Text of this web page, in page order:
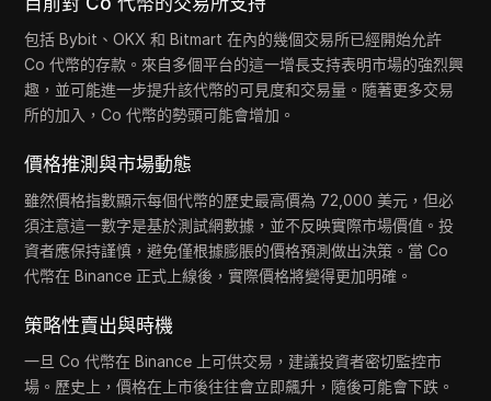
包括 Bybit、OKX 和 Bitmart 在內的幾個交易所已經開始允許
Co 代幣的存款。來自多個平台的這一增長支持表明市場的強烈興
趣，並可能進一步提升該代幣的可見度和交易量。隨著更多交易
所的加入，Co 代幣的勢頭可能會增加。
價格推測與市場動態
雖然價格指數顯示每個代幣的歷史最高價為 72,000 美元，但必
須注意這一數字是基於測試網數據，並不反映實際市場價值。投
資者應保持謹慎，避免僅根據膨脹的價格預測做出決策。當 Co
代幣在 Binance 正式上線後，實際價格將變得更加明確。
策略性賣出與時機
一旦 Co 代幣在 Binance 上可供交易，建議投資者密切監控市
場。歷史上，價格在上市後往往會立即飆升，隨後可能會下跌。